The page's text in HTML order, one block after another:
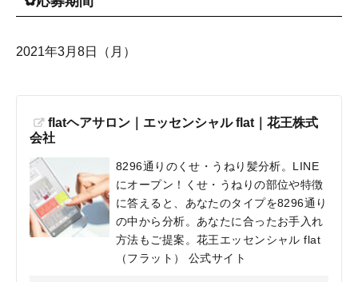
2021年3月8日（月）
flatヘアサロン｜エッセンシャル flat｜花王株式
会社
8296通りのくせ・うねり髪分析。LINE
にオープン！くせ・うねりの部位や特徴
に答えると、あなたのタイプを8296通り
の中から分析。あなたに合ったお手入れ
方法もご提案。花王エッセンシャル flat
（フラット） 公式サイト